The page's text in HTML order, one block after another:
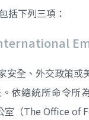
括下列三項：
安全、外交政策
。依總統所命令
室（The Office